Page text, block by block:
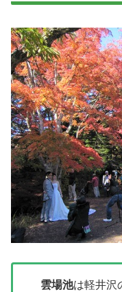
雲場池は軽井沢